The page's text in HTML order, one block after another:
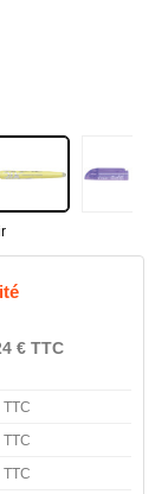
€TTC
TTC
TTC
TTC